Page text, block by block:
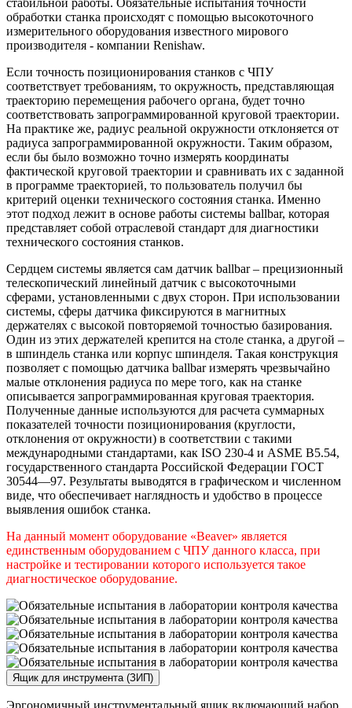
обработки станка происходят с помощью высокоточного
измерительного оборудования известного мирового
производителя - компании Renishaw.
Если точность позиционирования станков с ЧПУ
соответствует требованиям, то окружность, представляющая
траекторию перемещения рабочего органа, будет точно
соответствовать запрограммированной круговой траектории.
На практике же, радиус реальной окружности отклоняется от
радиуса запрограммированной окружности. Таким образом,
если бы было возможно точно измерять координаты
фактической круговой траектории и сравнивать их с заданной
в программе траекторией, то пользователь получил бы
критерий оценки технического состояния станка. Именно
этот подход лежит в основе работы системы ballbar, которая
представляет собой отраслевой стандарт для диагностики
технического состояния станков.
Сердцем системы является сам датчик ballbar – прецизионный
телескопический линейный датчик с высокоточными
сферами, установленными с двух сторон. При использовании
системы, сферы датчика фиксируются в магнитных
держателях с высокой повторяемой точностью базирования.
Один из этих держателей крепится на столе станка, а другой –
в шпиндель станка или корпус шпинделя. Такая конструкция
позволяет с помощью датчика ballbar измерять чрезвычайно
малые отклонения радиуса по мере того, как на станке
описывается запрограммированная круговая траектория.
Полученные данные используются для расчета суммарных
показателей точности позиционирования (круглости,
отклонения от окружности) в соответствии с такими
международными стандартами, как ISO 230-4 и ASME B5.54,
государственного стандарта Российской Федерации ГОСТ
30544—97. Результаты выводятся в графическом и численном
виде, что обеспечивает наглядность и удобство в процессе
выявления ошибок станка.
На данный момент оборудование «Beaver» является
единственным оборудованием с ЧПУ данного класса, при
настройке и тестировании которого используется такое
диагностическое оборудование.
Ящик для инструмента (ЗИП)
Эргономичный инструментальный ящик включающий набор